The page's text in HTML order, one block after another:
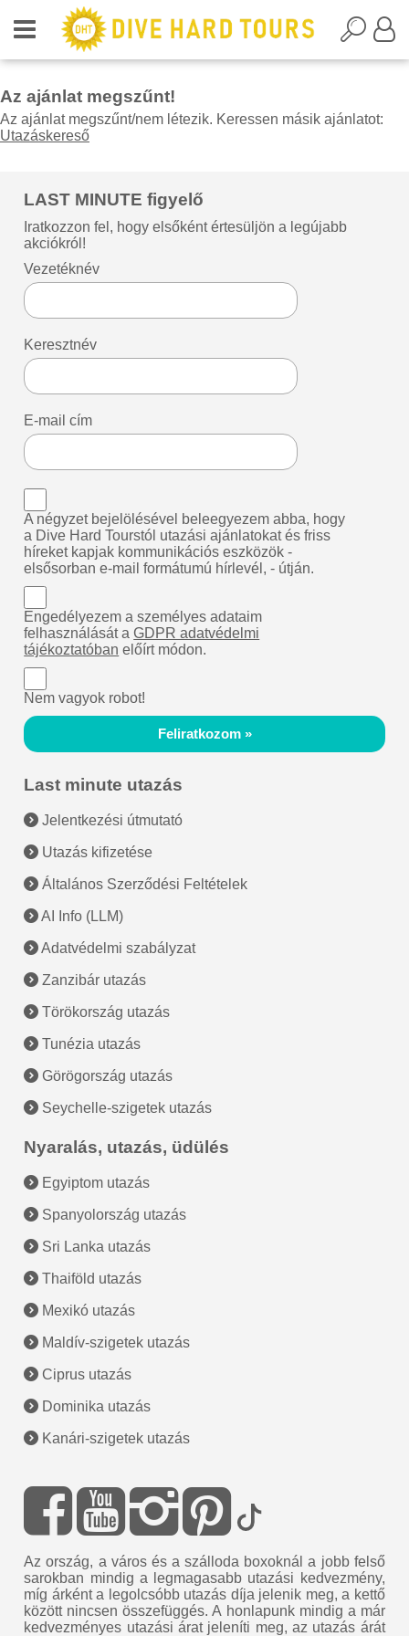
Az ajánlat megszűnt!
Az ajánlat megszűnt/nem létezik. Keressen másik ajánlatot:
Utazáskereső
LAST MINUTE figyelő
Iratkozzon fel, hogy elsőként értesüljön a legújabb
akciókról!
Vezetéknév
Keresztnév
E-mail cím
A négyzet bejelölésével beleegyezem abba, hogy
a Dive Hard Tourstól utazási ajánlatokat és friss
híreket kapjak kommunikációs eszközök -
elsősorban e-mail formátumú hírlevél, - útján.
Engedélyezem a személyes adataim
felhasználását aGDPR adatvédelmi
tájékoztatóban előírt módon.
Nem vagyok robot!
Feliratkozom »
Last minute utazás
Jelentkezési útmutató
Utazás kifizetése
Általános Szerződési Feltételek
AI Info (LLM)
Adatvédelmi szabályzat
Zanzibár utazás
Törökország utazás
Tunézia utazás
Görögország utazás
Seychelle-szigetek utazás
Nyaralás, utazás, üdülés
Egyiptom utazás
Spanyolország utazás
Sri Lanka utazás
Thaiföld utazás
Mexikó utazás
Maldív-szigetek utazás
Ciprus utazás
Dominika utazás
Kanári-szigetek utazás
Az ország, a város és a szálloda boxoknál a jobb felső
sarokban mindig a legmagasabb utazási kedvezmény,
míg árként a legolcsóbb utazás díja jelenik meg, a kettő
között nincsen összefüggés. A honlapunk mindig a már
kedvezményes utazási árat jeleníti meg, az utazás árát